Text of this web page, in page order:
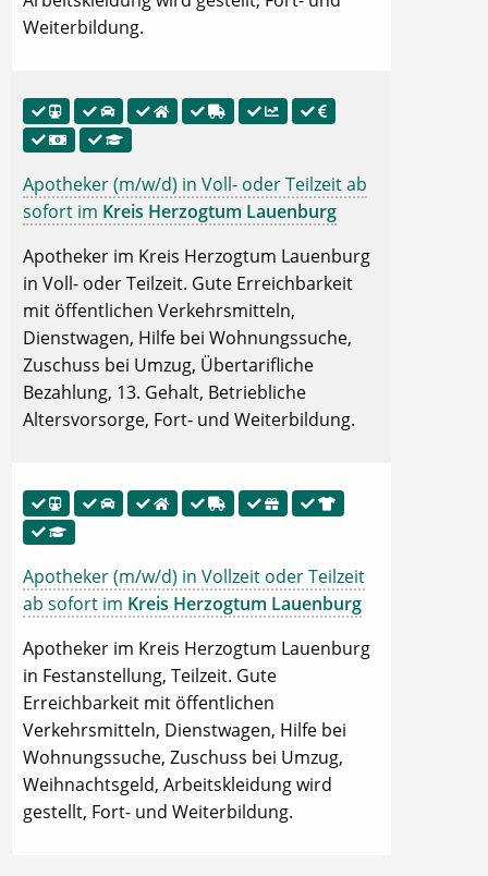
Weiterbildung.
Apotheker (m/w/d) in Voll- oder Teilzeit ab
sofort im Kreis Herzogtum Lauenburg
Apotheker im Kreis Herzogtum Lauenburg
in Voll- oder Teilzeit. Gute Erreichbarkeit
mit öffentlichen Verkehrsmitteln,
Dienstwagen, Hilfe bei Wohnungssuche,
Zuschuss bei Umzug, Übertarifliche
Bezahlung, 13. Gehalt, Betriebliche
Altersvorsorge, Fort- und Weiterbildung.
Apotheker (m/w/d) in Vollzeit oder Teilzeit
ab sofort im Kreis Herzogtum Lauenburg
Apotheker im Kreis Herzogtum Lauenburg
in Festanstellung, Teilzeit. Gute
Erreichbarkeit mit öffentlichen
Verkehrsmitteln, Dienstwagen, Hilfe bei
Wohnungssuche, Zuschuss bei Umzug,
Weihnachtsgeld, Arbeitskleidung wird
gestellt, Fort- und Weiterbildung.